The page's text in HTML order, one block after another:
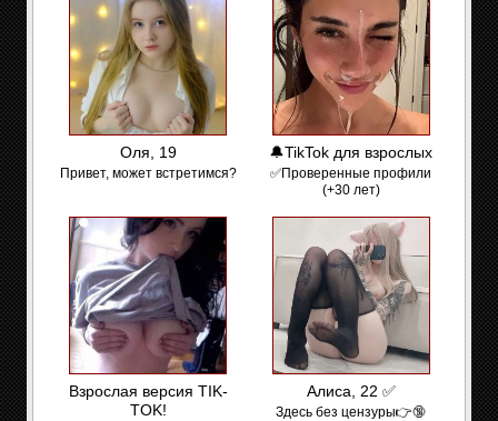
Оля, 19
Привет, может встретимся?
🔔TikTok для взрослых
✅Проверенные профили
(+30 лет)
Взрослая версия TIK-
TOK!
Алиса, 22 ✅
Здесь без цензуры👉🔞